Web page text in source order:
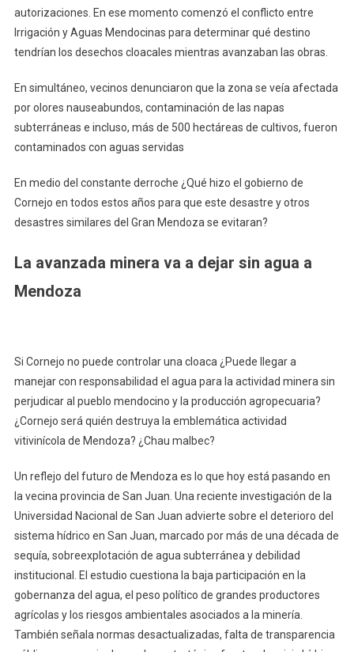
autorizaciones. En ese momento comenzó el conflicto entre
Irrigación y Aguas Mendocinas para determinar qué destino
tendrían los desechos cloacales mientras avanzaban las obras.
En simultáneo, vecinos denunciaron que la zona se veía afectada
por olores nauseabundos, contaminación de las napas
subterráneas e incluso, más de 500 hectáreas de cultivos, fueron
contaminados con aguas servidas
En medio del constante derroche ¿Qué hizo el gobierno de
Cornejo en todos estos años para que este desastre y otros
desastres similares del Gran Mendoza se evitaran?
La avanzada minera va a dejar sin agua a
Mendoza
Si Cornejo no puede controlar una cloaca ¿Puede llegar a
manejar con responsabilidad el agua para la actividad minera sin
perjudicar al pueblo mendocino y la producción agropecuaria?
¿Cornejo será quién destruya la emblemática actividad
vitivinícola de Mendoza? ¿Chau malbec?
Un reflejo del futuro de Mendoza es lo que hoy está pasando en
la vecina provincia de San Juan. Una reciente investigación de la
Universidad Nacional de San Juan advierte sobre el deterioro del
sistema hídrico en San Juan, marcado por más de una década de
sequía, sobreexplotación de agua subterránea y debilidad
institucional. El estudio cuestiona la baja participación en la
gobernanza del agua, el peso político de grandes productores
agrícolas y los riesgos ambientales asociados a la minería.
También señala normas desactualizadas, falta de transparencia